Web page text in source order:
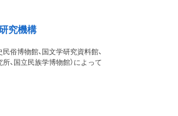
究機構
俗博物館、国文学研究資料館、
、国立民族学博物館）によって